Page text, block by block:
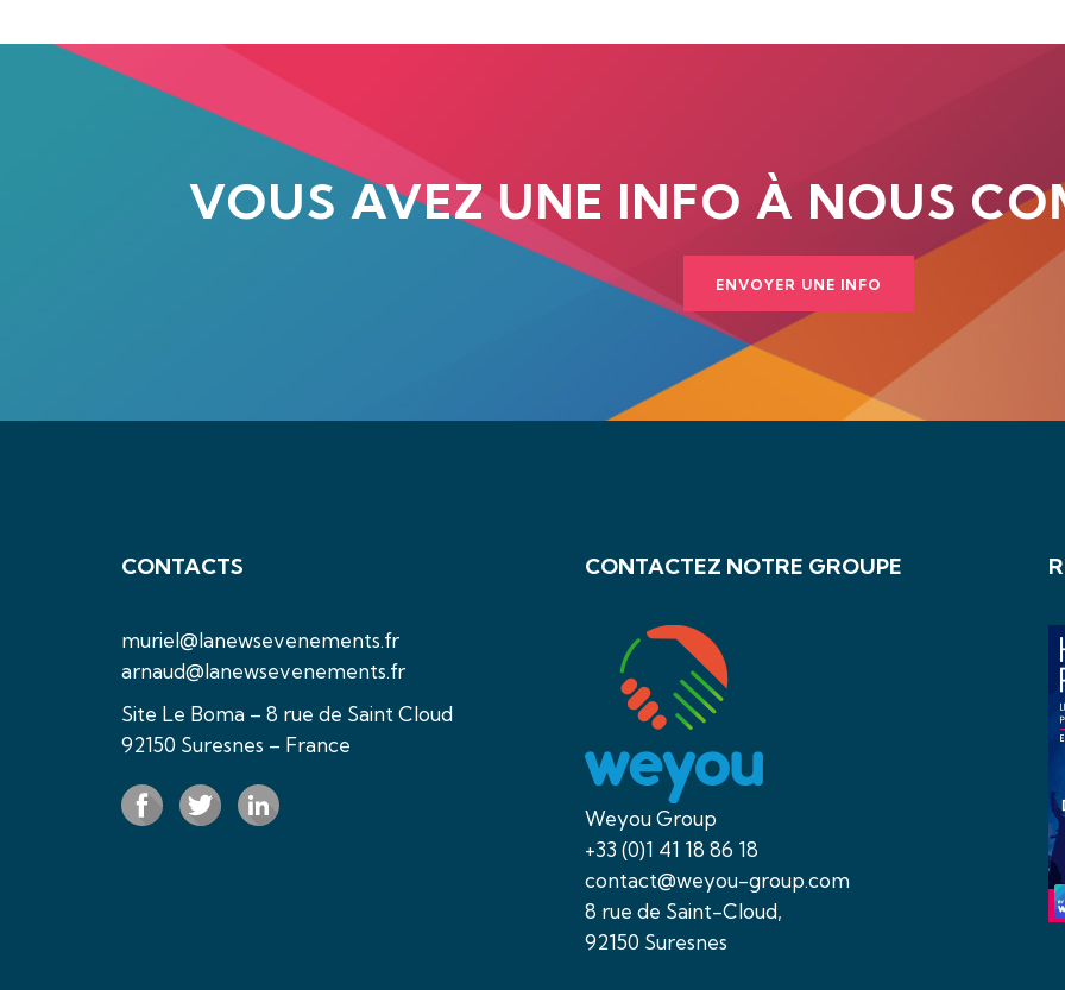
VOUS AVEZ UNE INFO À NOUS
ENVOYER UNE INFO
CONTACTS
muriel@lanewsevenements.fr
arnaud@lanewsevenements.fr
Site Le Boma – 8 rue de Saint Cloud
92150 Suresnes – France
CONTACTEZ NOTRE GROUPE
Weyou Group
+33 (0)1 41 18 86 18
contact@weyou-group.com
8 rue de Saint-Cloud,
92150 Suresnes